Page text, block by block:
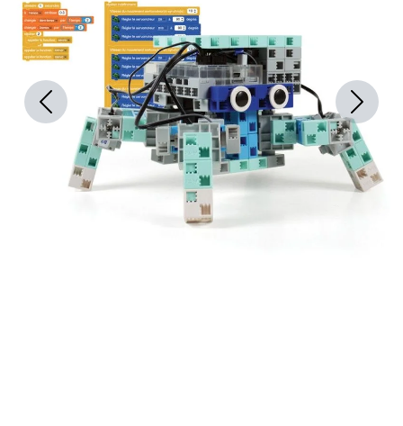
Previous Next